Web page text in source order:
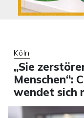
Köln
„Sie
Menschen“:
wendet sich